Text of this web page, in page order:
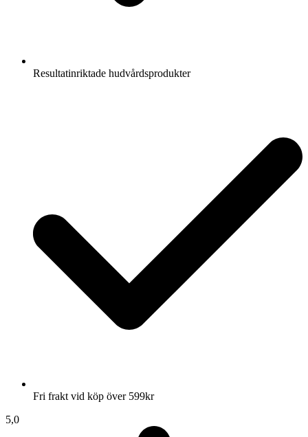
Resultatinriktade hudvårdsprodukter
Fri frakt vid köp över 599kr
5,0